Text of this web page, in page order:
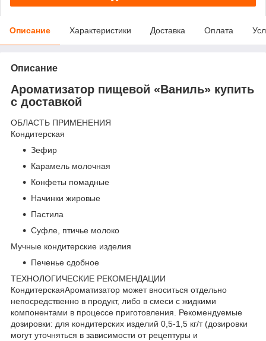
Описание Характеристики Доставка Оплата
Описание
Ароматизатор пищевой «Ваниль» купить
с доставкой
ОБЛАСТЬ ПРИМЕНЕНИЯ
Кондитерская
Зефир
Карамель молочная
Конфеты помадные
Начинки жировые
Пастила
Суфле, птичье молоко
Мучные кондитерские изделия
Печенье сдобное
ТЕХНОЛОГИЧЕСКИЕ РЕКОМЕНДАЦИИ
КондитерскаяАроматизатор может вноситься отдельно
непосредственно в продукт, либо в смеси с жидкими
компонентами в процессе приготовления. Рекомендуемые
дозировки: для кондитерских изделий 0,5-1,5 кг/т (дозировки
могут уточняться в зависимости от рецептуры и